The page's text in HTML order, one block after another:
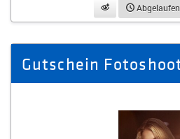
beobachtenAbgelaufen